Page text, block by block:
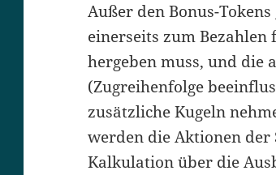
Außer den Bonus-
einerseits zum Bezahlen
hergeben muss, und die
(Zugreihenfolge
zusätzliche Kugeln
werden die Aktionen
Kalkulation über die